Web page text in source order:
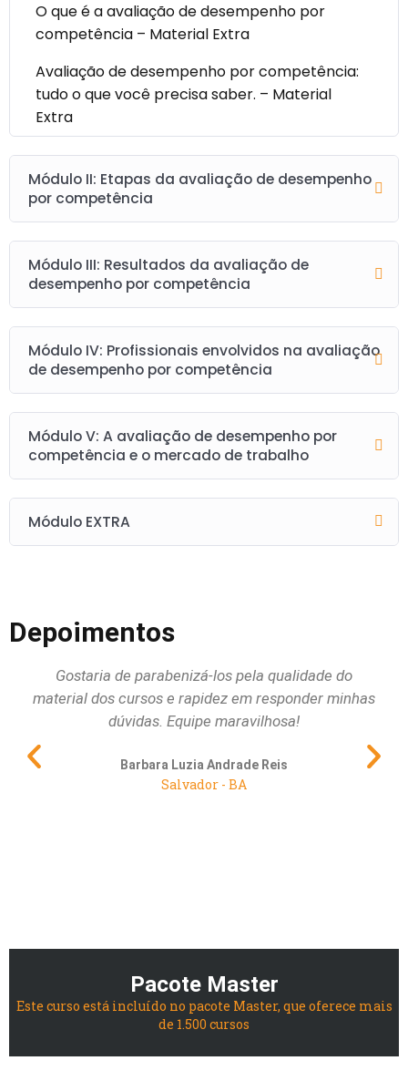
O que é a avaliação de desempenho por
competência – Material Extra
Avaliação de desempenho por competência:
tudo o que você precisa saber. – Material
Extra
Módulo II: Etapas da avaliação de desempenho
por competência
Módulo III: Resultados da avaliação de
desempenho por competência
Módulo IV: Profissionais envolvidos na avaliação
de desempenho por competência
Módulo V: A avaliação de desempenho por
competência e o mercado de trabalho
Módulo EXTRA
Depoimentos
Gostaria de parabenizá-los pela qualidade do
material dos cursos e rapidez em responder minhas
dúvidas. Equipe maravilhosa!
Barbara Luzia Andrade Reis
Salvador - BA
Pacote Master
Este curso está incluído no pacote Master, que oferece mais
de 1.500 cursos